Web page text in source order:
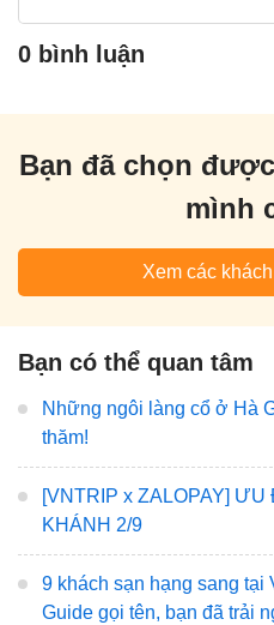
0 bình luận
Bạn đã chọn
mình
Xem các
Bạn có thể quan tâm
Những ngôi làng cổ ở Hà
thăm!
[VNTRIP x ZALOPAY]
KHÁNH 2/9
9 khách sạn hạng sang
Guide gọi tên, bạn đã trải